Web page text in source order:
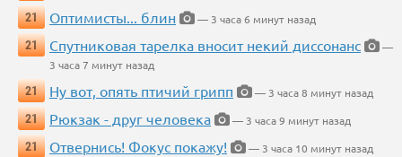
21
Оптимисты... блин
— 3 часа 6 минут назад
21
Спутниковая тарелка вносит некий диссонанс
—
3 часа 7 минут назад
21
Ну вот, опять птичий грипп
— 3 часа 8 минут назад
21
Рюкзак - друг человека
— 3 часа 9 минут назад
21
Отвернись! Фокус покажу!
— 3 часа 10 минут назад